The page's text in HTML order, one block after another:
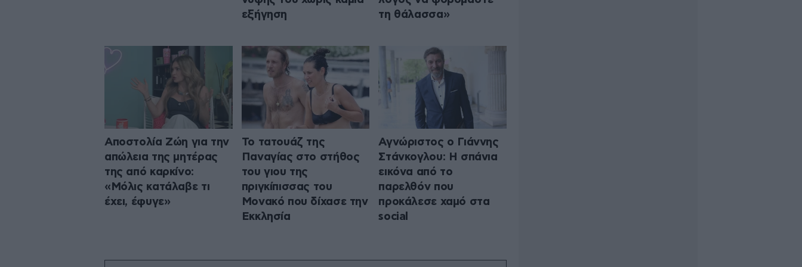
εξήγηση
τη θάλασσα»
Αποστολία Ζώη για την
απώλεια της μητέρας
της από καρκίνο:
«Μόλις κατάλαβε τι
έχει, έφυγε»
Το τατουάζ της
Παναγίας στο στήθος
του γιου της
πριγκίπισσας του
Μονακό που δίχασε την
Εκκλησία
Αγνώριστος ο Γιάννης
Στάνκογλου: Η σπάνια
εικόνα από το
παρελθόν που
προκάλεσε χαμό στα
social